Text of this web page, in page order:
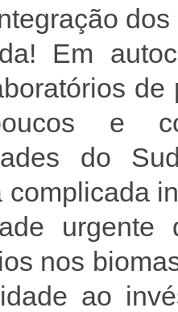
Em
e
do
complicada
nos
ao